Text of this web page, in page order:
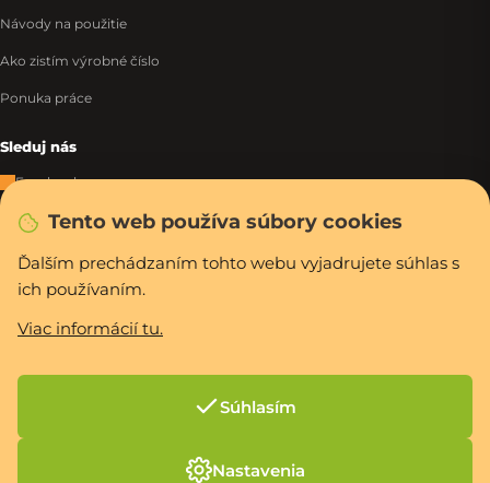
Tento web používa súbory cookies
Ďalším prechádzaním tohto webu vyjadrujete súhlas s
ich používaním.
Viac informácií tu.
Súhlasím
Nastavenia
Návody na použitie
Ako zistím výrobné číslo
Ponuka práce
Sleduj nás
Facebook
Instagram
Tiktok
WhatsApp
PCexpres.sk. Všetky práva vyhradené.